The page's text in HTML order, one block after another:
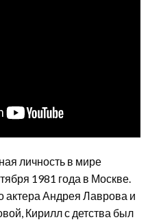
личность в мире
1981 года в Москве.
актера Андрея Лаврова и
Кирилл с детства был